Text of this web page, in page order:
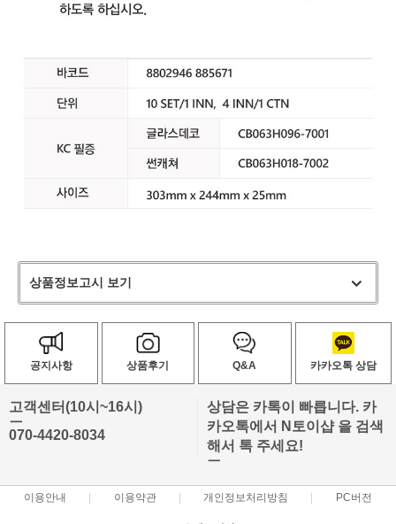
상품정보고시 보기
공지사항 상품후기 Q&A 카카오톡 상담
고객센터(10시~16시)
ㅡ
070-4420-8034
상담은 카톡이 빠릅니다. 카
카오톡에서 N토이샵 을 검색
해서 톡 주세요!
ㅡ
이용안내 이용약관 개인정보처리방침 PC버전